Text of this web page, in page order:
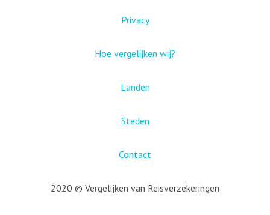
Privacy
Hoe vergelijken wij?
Landen
Steden
Contact
2020 © Vergelijken van Reisverzekeringen